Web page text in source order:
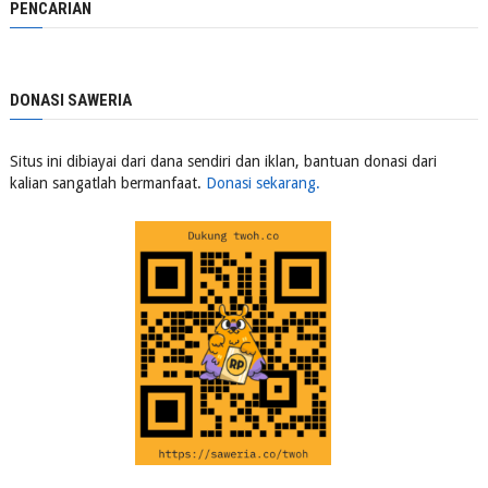
PENCARIAN
DONASI SAWERIA
Situs ini dibiayai dari dana sendiri dan iklan, bantuan donasi dari
kalian sangatlah bermanfaat. Donasi sekarang.